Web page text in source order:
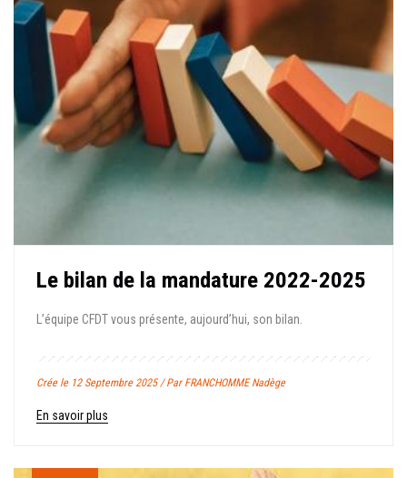
Le bilan de la mandature 2022-2025
L’équipe CFDT vous présente, aujourd’hui, son bilan.
Crée le 12 Septembre 2025 / Par FRANCHOMME Nadège
En savoir plus